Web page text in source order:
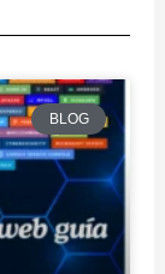
BLOG